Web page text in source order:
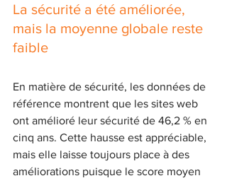
La sécurité a été améliorée,
mais la moyenne globale reste
faible
En matière de sécurité, les données de
référence montrent que les sites web
ont amélioré leur sécurité de 46,2 % en
cinq ans. Cette hausse est appréciable,
mais elle laisse toujours place à des
améliorations puisque le score moyen